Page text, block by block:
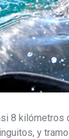
8
y